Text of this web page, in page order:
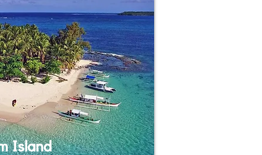
Island